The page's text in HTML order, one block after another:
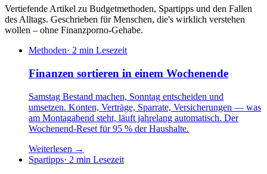
Vertiefende Artikel zu Budgetmethoden, Spartipps und den Fallen
des Alltags. Geschrieben für Menschen, die's wirklich verstehen
wollen – ohne Finanzporno-Gehabe.
Methoden· 2 min Lesezeit
Finanzen sortieren in einem Wochenende
Samstag Bestand machen, Sonntag entscheiden und
umsetzen. Konten, Verträge, Sparrate, Versicherungen — was
am Montagabend steht, läuft jahrelang automatisch. Der
Wochenend-Reset für 95 % der Haushalte.
Weiterlesen →
Spartipps· 2 min Lesezeit